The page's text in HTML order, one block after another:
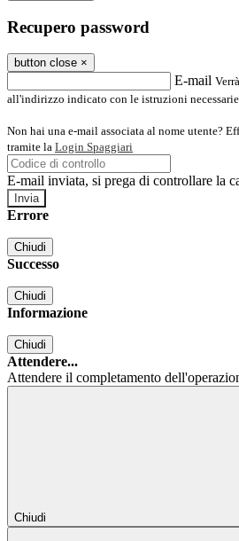
Recupero password
button close ×
E-mail
all'indirizzo indicato con le istruzioni
Non hai una e-mail associata al nome utente?
tramite la Login Spaggiari
E-mail inviata, si prega di controllare la
Errore
Chiudi
Successo
Chiudi
Informazione
Chiudi
Attendere...
Attendere il completamento
Chiudi